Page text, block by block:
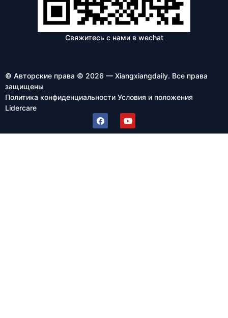
Свяжитесь с нами в wechat
© Авторские права © 2026 — Xiangxiangdaily. Все права
защищены
Политика конфиденциальности Условия и положения
Lidercare